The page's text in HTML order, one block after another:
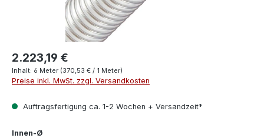
2.223,19 €
Inhalt: 6 Meter (370,53 € / 1 Meter)
Preise inkl. MwSt. zzgl. Versandkosten
Auftragsfertigung ca. 1-2 Wochen + Versandzeit*
Innen-Ø